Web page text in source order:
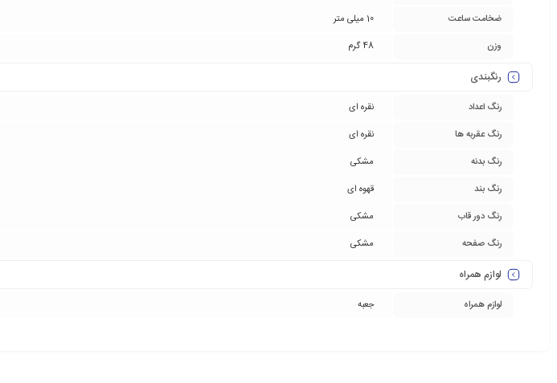
ضخامت ساعت
10 میلی متر
وزن
48 گرم
رنگبندی
رنگ اعداد
نقره ای
رنگ عقربه ها
نقره ای
رنگ بدنه
مشکی
رنگ بند
قهوه ای
رنگ دور قاب
مشکی
رنگ صفحه
مشکی
لوازم همراه
لوازم همراه جعبه